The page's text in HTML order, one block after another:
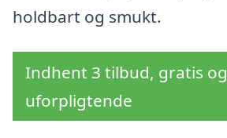
holdbart og smukt.
Indhent 3 tilbud, gratis og
uforpligtende